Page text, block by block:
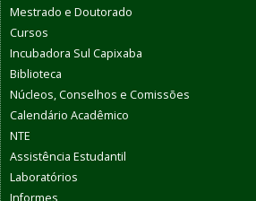
Mestrado e Doutorado
Cursos
Incubadora Sul Capixaba
Biblioteca
Núcleos, Conselhos e Comissões
Calendário Acadêmico
NTE
Assistência Estudantil
Laboratórios
Informes